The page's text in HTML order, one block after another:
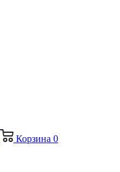
Корзина 0